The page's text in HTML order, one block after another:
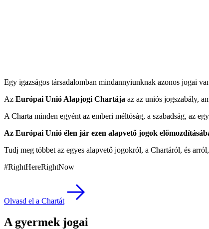
Egy igazságos társadalomban mindannyiunknak azonos jogai
Az Európai Unió Alapjogi Chartája az az uniós jogszabály,
A Charta minden egyént az emberi méltóság, a szabadság, az
Az Európai Unió élen jár ezen alapvető jogok
Tudj meg többet az egyes alapvető jogokról, a Chartáról, és
#RightHereRightNow
Olvasd el a Chartát
A gyermek jogai